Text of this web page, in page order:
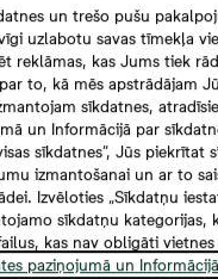
5-69,
43 м²
продана. Ищете
un trešo pušu
uzlabotu savas tīmekļa
reklāmas, kas Jums tiek
to, kā mēs apstrādājam
sīkdatnes,
un Informācijā par
sīkdatnes”, Jūs piekrītat
izmantošanai un ar to
Izvēloties „Sīkdatņu
sīkdatņu kategorijas,
kas nav obligāti vietnes
paziņojumā un